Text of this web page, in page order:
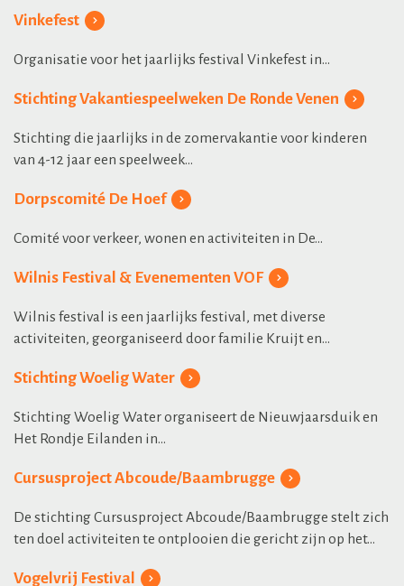
Vinkefest
Organisatie voor het jaarlijks festival Vinkefest in...
Stichting Vakantiespeelweken De Ronde Venen
Stichting die jaarlijks in de zomervakantie voor kinderen
van 4-12 jaar een speelweek...
Dorpscomité De Hoef
Comité voor verkeer, wonen en activiteiten in De...
Wilnis Festival & Evenementen VOF
Wilnis festival is een jaarlijks festival, met diverse
activiteiten, georganiseerd door familie Kruijt en...
Stichting Woelig Water
Stichting Woelig Water organiseert de Nieuwjaarsduik en
Het Rondje Eilanden in...
Cursusproject Abcoude/Baambrugge
De stichting Cursusproject Abcoude/Baambrugge stelt zich
ten doel activiteiten te ontplooien die gericht zijn op het...
Vogelvrij Festival